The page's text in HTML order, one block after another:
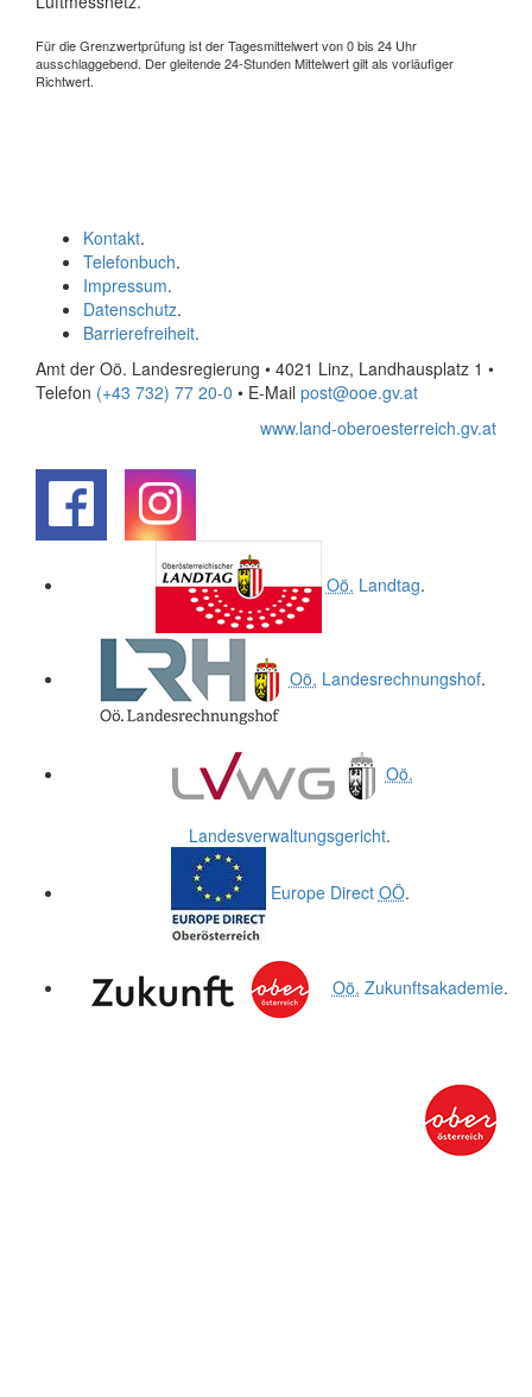
Für die Grenzwertprüfung ist der Tagesmittelwert von 0 bis 24 Uhr
ausschlaggebend. Der gleitende 24-Stunden Mittelwert gilt als vorläufiger
Richtwert.
Kontakt.
Telefonbuch.
Impressum.
Datenschutz.
Barrierefreiheit.
Amt der Oö. Landesregierung • 4021 Linz, Landhausplatz 1 •
Telefon (+43 732) 77 20-0 • E-Mail post@ooe.gv.at
www.land-oberoesterreich.gv.at
Oö. Landtag.
Oö. Landesrechnungshof.
Oö.
Landesverwaltungsgericht.
Europe Direct OÖ.
Oö. Zukunftsakademie.